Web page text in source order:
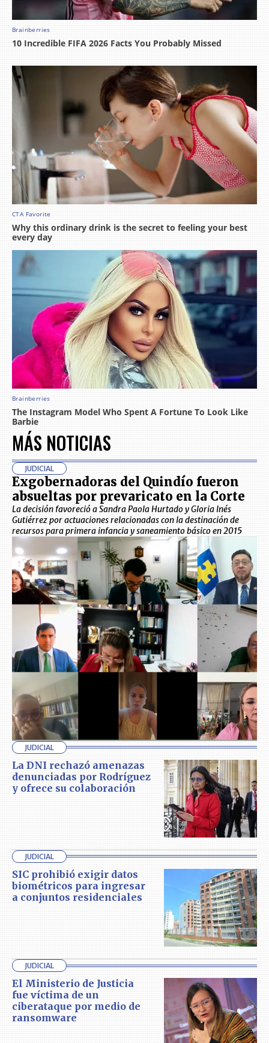
MÁS NOTICIAS
JUDICIAL
Exgobernadoras del Quindío fueron
absueltas por prevaricato en la Corte
La decisión favoreció a Sandra Paola Hurtado y Gloria Inés
Gutiérrez por actuaciones relacionadas con la destinación de
recursos para primera infancia y saneamiento básico en 2015
JUDICIAL
La DNI rechazó amenazas
denunciadas por Rodríguez
y ofrece su colaboración
JUDICIAL
SIC prohibió exigir datos
biométricos para ingresar
a conjuntos residenciales
JUDICIAL
El Ministerio de Justicia
fue víctima de un
ciberataque por medio de
ransomware